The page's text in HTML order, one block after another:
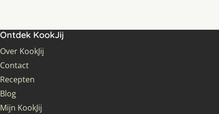
Ontdek KookJij
Over KookJij
Contact
Recepten
Blog
Mijn KookJij